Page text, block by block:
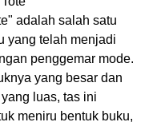
adalah salah satu
yang telah menjadi
penggemar mode.
yang besar dan
luas, tas ini
meniru bentuk buku,